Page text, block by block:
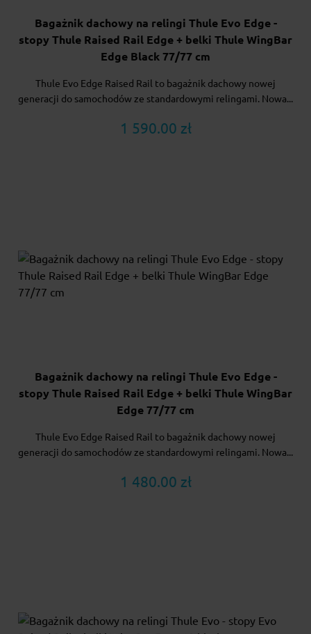
Bagażnik dachowy na relingi Thule Evo Edge -
stopy Thule Raised Rail Edge + belki Thule WingBar
Edge Black 77/77 cm
Thule Evo Edge Raised Rail to bagażnik dachowy nowej
generacji do samochodów ze standardowymi relingami. Nowa...
1 590.00 zł
Bagażnik dachowy na relingi Thule Evo Edge -
stopy Thule Raised Rail Edge + belki Thule WingBar
Edge 77/77 cm
Thule Evo Edge Raised Rail to bagażnik dachowy nowej
generacji do samochodów ze standardowymi relingami. Nowa...
1 480.00 zł